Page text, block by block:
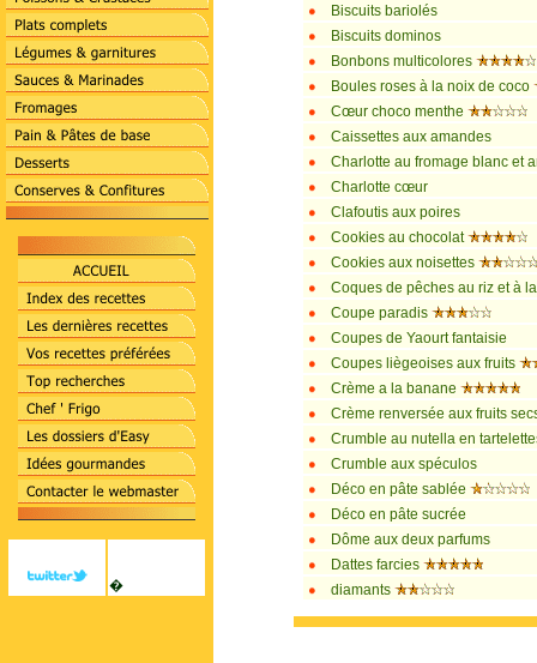
�
Biscuits bariolés
Biscuits dominos
Bonbons multicolores
Boules roses à la noix de coco
Cœur choco menthe
Caissettes aux amandes
Charlotte au fromage blanc et
Charlotte cœur
Clafoutis aux poires
Cookies au chocolat
Cookies aux noisettes
Coques de pêches au riz et à
Coupe paradis
Coupes de Yaourt fantaisie
Coupes liègeoises aux fruits
Crème a la banane
Crème renversée aux fruits
Crumble au nutella en
Crumble aux spéculos
Déco en pâte sablée
Déco en pâte sucrée
Dôme aux deux parfums
Dattes farcies
diamants